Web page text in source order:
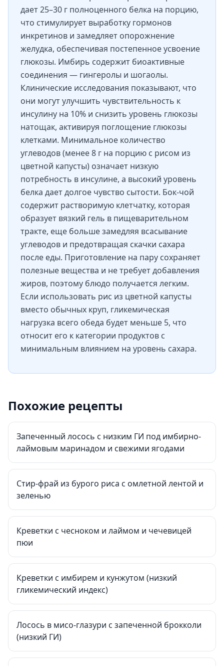
дает 25–30 г полноценного белка на порцию,
что стимулирует выработку гормонов
инкретинов и замедляет опорожнение
желудка, обеспечивая постепенное усвоение
глюкозы. Имбирь содержит биоактивные
соединения — гингеролы и шогаолы.
Клинические исследования показывают, что
они могут улучшить чувствительность к
инсулину на 10% и снизить уровень глюкозы
натощак, активируя поглощение глюкозы
клетками. Минимальное количество
углеводов (менее 8 г на порцию с рисом из
цветной капусты) означает низкую
потребность в инсулине, а высокий уровень
белка дает долгое чувство сытости. Бок-чой
содержит растворимую клетчатку, которая
образует вязкий гель в пищеварительном
тракте, еще больше замедляя всасывание
углеводов и предотвращая скачки сахара
после еды. Приготовление на пару сохраняет
полезные вещества и не требует добавления
жиров, поэтому блюдо получается легким.
Если использовать рис из цветной капусты
вместо обычных круп, гликемическая
нагрузка всего обеда будет меньше 5, что
относит его к категории продуктов с
минимальным влиянием на уровень сахара.
Похожие рецепты
Запеченный лосось с низким ГИ под имбирно-
лаймовым маринадом и свежими ягодами
Стир-фрай из бурого риса с омлетной лентой и
зеленью
Креветки с чесноком и лаймом и чечевицей
пюи
Креветки с имбирем и кунжутом (низкий
гликемический индекс)
Лосось в мисо-глазури с запеченной брокколи
(низкий ГИ)